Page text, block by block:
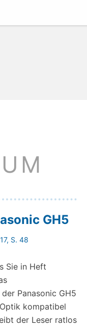
GH5
S. 48
Sie in Heft
Panasonic GH5
kompatibel
der Leser ratlos